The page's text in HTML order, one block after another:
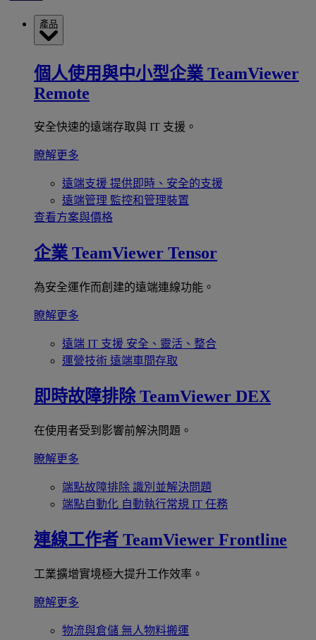
產品
個人使用與中小型企業 TeamViewer
Remote
安全快速的遠端存取與 IT 支援。
瞭解更多
遠端支援 提供即時、安全的支援
遠端管理 監控和管理裝置
查看方案與價格
企業 TeamViewer Tensor
為安全運作而創建的遠端連線功能。
瞭解更多
遠端 IT 支援 安全、靈活、整合
運營技術 遠端車間存取
即時故障排除 TeamViewer DEX
在使用者受到影響前解決問題。
瞭解更多
端點故障排除 識別並解決問題
端點自動化 自動執行常規 IT 任務
連線工作者 TeamViewer Frontline
工業擴增實境極大提升工作效率。
瞭解更多
物流與倉儲 無人物料搬運